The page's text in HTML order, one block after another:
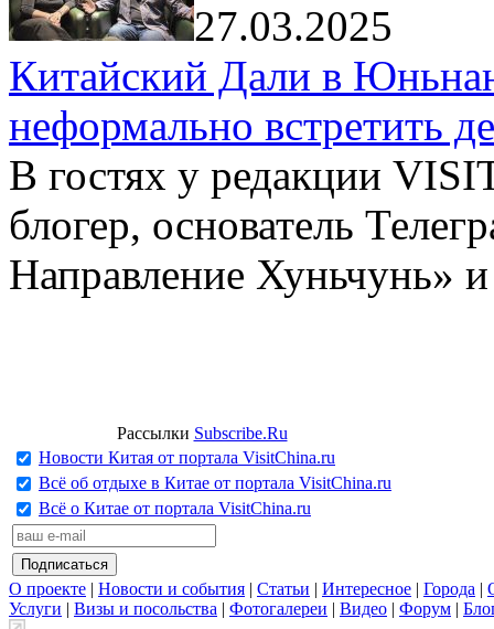
27.03.2025
Китайский Дали в
неформально встретить
В гостях у редакции
блогер, основатель
Направление Хуньчунь»
Рассылки Subscribe.Ru
Новости Китая от портала VisitChina.ru
Всё об отдыхе в Китае от портала VisitChina.ru
Всё о Китае от портала VisitChina.ru
О проекте | Новости и события | Статьи | Интересное | Города |
Услуги | Визы и посольства | Фотогалереи | Видео | Форум |